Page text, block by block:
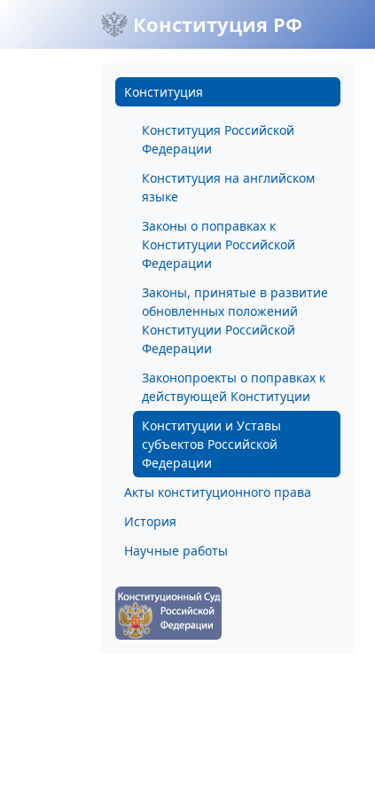
Конституция РФ
Конституция
Конституция Российской
Федерации
Конституция на английском
языке
Законы о поправках к
Конституции Российской
Федерации
Законы, принятые в развитие
обновленных положений
Конституции Российской
Федерации
Законопроекты о поправках к
действующей Конституции
Конституции и Уставы
субъектов Российской
Федерации
Акты конституционного права
История
Научные работы